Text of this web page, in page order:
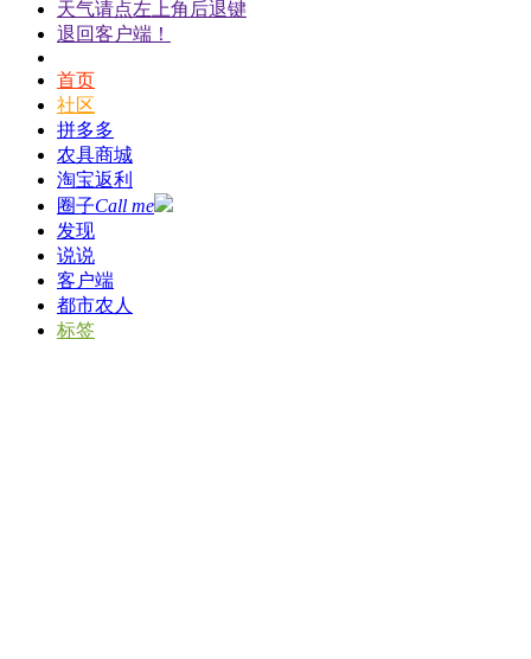
天气请点左上角后退键
退回客户端！
首页
社区
拼多多
农具商城
淘宝返利
圈子Call me
发现
说说
客户端
都市农人
标签